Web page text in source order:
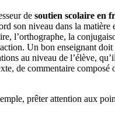
de soutien scolaire en
son niveau dans la matière
l’orthographe, la
Un bon enseignant doit
au niveau de l’élève,
de commentaire composé
prêter attention aux